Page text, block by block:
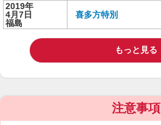
2019年
4月7日
福島
喜多方特別
もっと見る
注意事項